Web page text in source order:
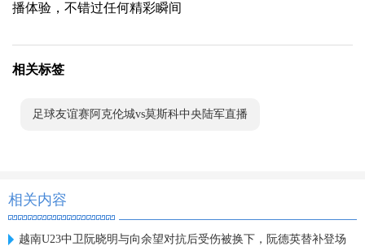
播体验，不错过任何精彩瞬间
相关标签
足球友谊赛阿克伦城vs莫斯科中央陆军直播
相关内容
越南U23中卫阮晓明与向余望对抗后受伤被换下，阮德英替补登场